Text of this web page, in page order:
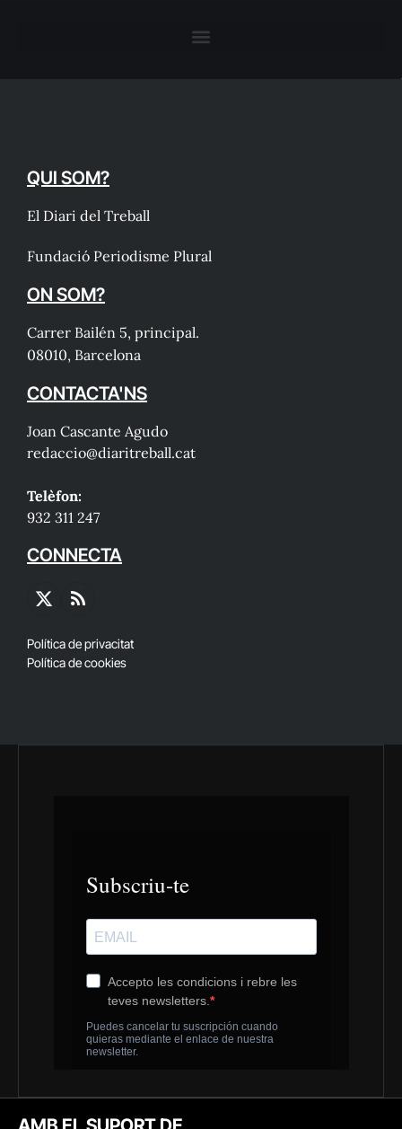
QUI SOM?
El Diari del Treball
Fundació Periodisme Plural
ON SOM?
Carrer Bailén 5, principal.
08010, Barcelona
CONTACTA'NS
Joan Cascante Agudo
redaccio@diaritreball.cat
Telèfon:
932 311 247
CONNECTA
X
RSS
Política de privacitat
Política de cookies